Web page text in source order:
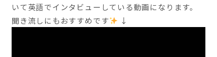
いて英語でインタビューしている動画になります。
聞き流しにもおすすめです
↓